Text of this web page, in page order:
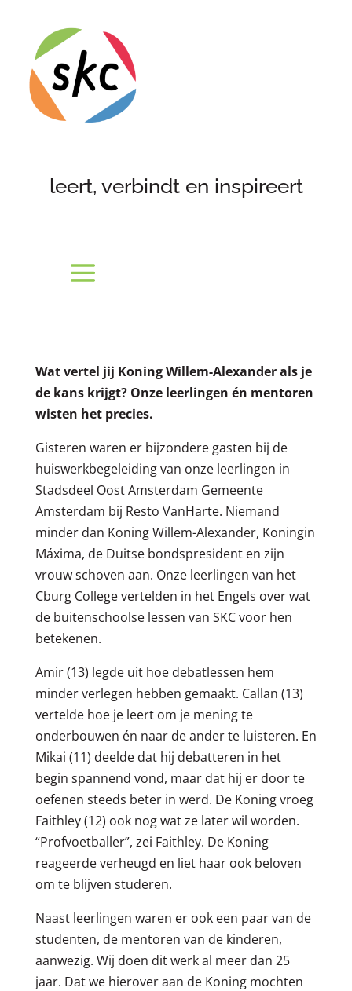
leert, verbindt en inspireert
Wat vertel jij Koning Willem-Alexander als je
de kans krijgt? Onze leerlingen én mentoren
wisten het precies.
Gisteren waren er bijzondere gasten bij de
huiswerkbegeleiding van onze leerlingen in
Stadsdeel Oost Amsterdam Gemeente
Amsterdam bij Resto VanHarte. Niemand
minder dan Koning Willem-Alexander, Koningin
Máxima, de Duitse bondspresident en zijn
vrouw schoven aan. Onze leerlingen van het
Cburg College vertelden in het Engels over wat
de buitenschoolse lessen van SKC voor hen
betekenen.
Amir (13) legde uit hoe debatlessen hem
minder verlegen hebben gemaakt. Callan (13)
vertelde hoe je leert om je mening te
onderbouwen én naar de ander te luisteren. En
Mikai (11) deelde dat hij debatteren in het
begin spannend vond, maar dat hij er door te
oefenen steeds beter in werd. De Koning vroeg
Faithley (12) ook nog wat ze later wil worden.
“Profvoetballer”, zei Faithley. De Koning
reageerde verheugd en liet haar ook beloven
om te blijven studeren.
Naast leerlingen waren er ook een paar van de
studenten, de mentoren van de kinderen,
aanwezig. Wij doen dit werk al meer dan 25
jaar. Dat we hierover aan de Koning mochten